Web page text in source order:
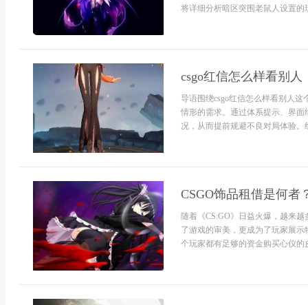
将详细分析暗区突围老鼠人设置的
csgo红信怎么样看别人
导语围绕csgo红信怎么样看别人
情形的需求。通过体系提示、界
况，从而提前规避不良对局体验
CSGO饰品租借是何者
随着《CS:GO》日益火爆，越来
了游戏的审美，更成为了玩家展
个玩家都有足够的资金购买心仪的